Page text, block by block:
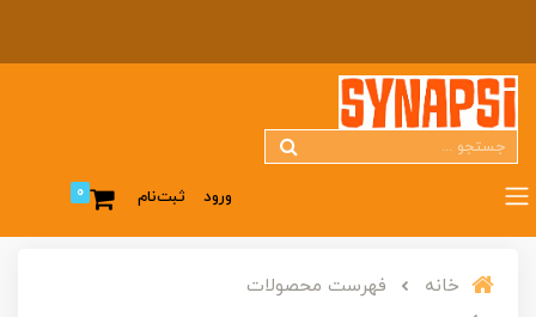
ورود ثبت‌نام 0
خانه فهرست محصولات